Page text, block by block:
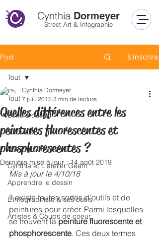
Cynthia Dormeyer
Street Art & Infographie
Post S'inscrire
Tout
Boîte à outils
Tutoriels
Making of & Démos
Cynthia et L'atelier Géant
Apprendre le dessin
L'infographiste & ses outils
Artistes & Coups de coeur
Tout
Quelles différences entre les
peintures fluorescentes et
phosphorescentes ?
Cynthia Dormeyer
7 juil. 2015 3 min de lecture
Dernière mise à jour :14 août 2019
Mis à jour le 4/10/18
Il existe toutes sortes d'outils et de
peintures pour créer. Parmi lesquelles
se trouvent la peinture fluorescente et
phosphorescente. Ces deux termes